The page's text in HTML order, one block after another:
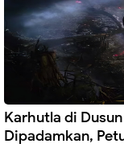
Karhutla di
Dipadamkan,